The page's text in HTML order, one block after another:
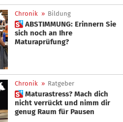
Chronik » Bildung
 ABSTIMMUNG: Erinnern Sie
sich noch an Ihre
Maturaprüfung?
Chronik » Ratgeber
 Maturastress? Mach dich
nicht verrückt und nimm dir
genug Raum für Pausen